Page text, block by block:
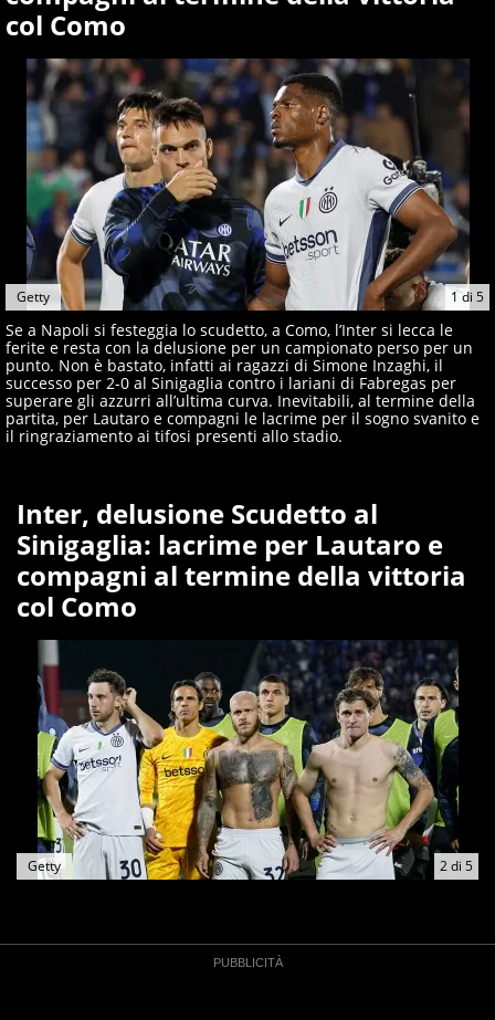
giornalisti ed esperti di sport abili sia nel gioco di
rimessa quando intercettano le notizie e le rilanciano
creano contenuti 100% originali ed esclusivi.
col Como
1di 5
Getty
Se a Napoli si festeggia lo scudetto, a Como, l’Inter si lecca le
ferite e resta con la delusione per un campionato perso per un
punto. Non è bastato, infatti ai ragazzi di Simone Inzaghi, il
successo per 2-0 al Sinigaglia contro i lariani di Fabregas per
superare gli azzurri all’ultima curva. Inevitabili, al termine della
partita, per Lautaro e compagni le lacrime per il sogno svanito e
il ringraziamento ai tifosi presenti allo stadio.
Inter, delusione Scudetto al
Sinigaglia: lacrime per Lautaro e
compagni al termine della vittoria
col Como
2di 5
Getty